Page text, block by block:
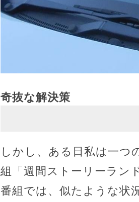
奇抜な解決策
しかし、ある日私は一つ
組「週間ストーリーラン
番組では、似たような状